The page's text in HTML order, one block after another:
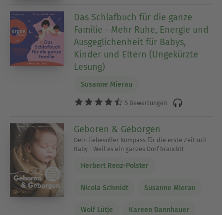
Das Schlafbuch für die ganze
Familie - Mehr Ruhe, Energie und
Ausgeglichenheit für Babys,
Kinder und Eltern (Ungekürzte
Lesung)
Susanne Mierau
5 Bewertungen
Geboren & Geborgen
Dein liebevoller Kompass für die erste Zeit mit
Baby - Weil es ein ganzes Dorf braucht!
Herbert Renz-Polster
Nicola Schmidt Susanne Mierau
Wolf Lütje Kareen Dannhauer